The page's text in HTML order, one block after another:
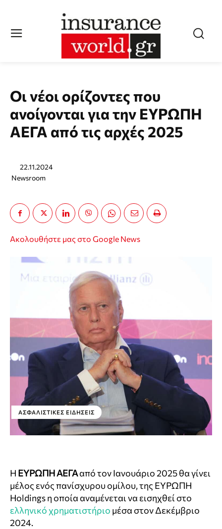
Οι νέοι ορίζοντες που
ανοίγονται για την ΕΥΡΩΠΗ
ΑΕΓΑ από τις αρχές 2025
22.11.2024
Newsroom
Ακολουθήστε μας στο Google News
ΑΣΦΑΛΙΣΤΙΚΕΣ ΕΙΔΗΣΕΙΣ
Η ΕΥΡΩΠΗ ΑΕΓΑαπό τον Ιανουάριο 2025 θα γίνει
μέλος ενός πανίσχυρου ομίλου, της EYΡΩΠΗ
Holdings η οποία αναμένεται να εισηχθεί στο
ελληνικό χρηματιστήριο μέσα στον Δεκέμβριο
2024.